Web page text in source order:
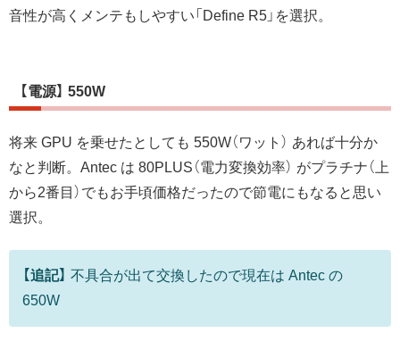
音性が高くメンテもしやすい「Define R5」を選択。
【電源】 550W
将来 GPU を乗せたとしても 550W（ワット） あれば十分か
なと判断。Antec は 80PLUS（電力変換効率） がプラチナ（上
から2番目）でもお手頃価格だったので節電にもなると思い
選択。
【追記】 不具合が出て交換したので現在は Antec の
650W